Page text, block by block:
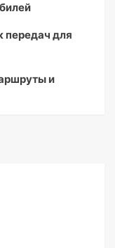
передач для
и